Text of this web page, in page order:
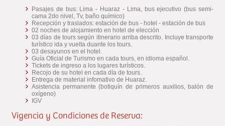
Pasajes de bus: Lima - Huaraz - Lima, bus ejecutivo (bus semi-
cama 2do nivel, Tv, baño químico)
Recepción y traslados: estación de bus - hotel - estación de bus
02 noches de alojamiento en hotel de elección
03 días de tours según itinerario arriba descrito. Incluye transporte
turístico ida y vuelta duante los tours.
03 desayunos en el hotel.
Guía Oficial de Turismo en cada tours, en idioma español.
Tickets de ingreso a los lugares turísticos.
Recojo de su hotel en cada día de tours.
Entrega de material infomativo de Huaraz.
Asistencia permanente (botiquín de primeros auxilios, balón de
oxígeno)
IGV
Vigencia y Condiciones de Reserva: